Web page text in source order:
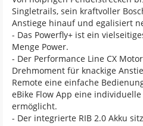
Singletrails, sein kraftvoller
Anstiege hinauf und egalisiert
- Das Powerfly+ ist ein
Menge Power.
- Der Performance Line CX
Drehmoment für knackige
Remote eine einfache
eBike Flow App eine
ermöglicht.
- Der integrierte RIB 2.0 Akku